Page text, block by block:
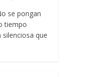
se pongan
tiempo
que